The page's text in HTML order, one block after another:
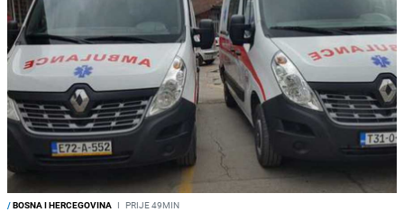
/BOSNA I HERCEGOVINA I PRIJE 49MIN